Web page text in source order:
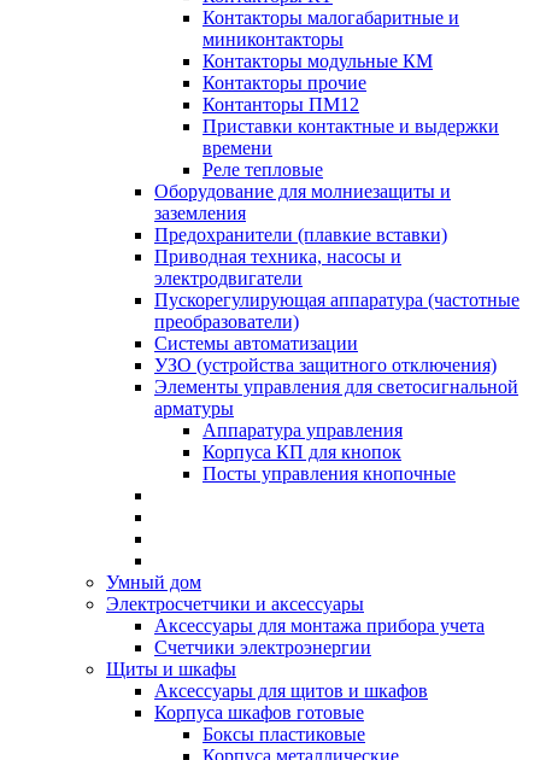
Контакторы малогабаритные и
миниконтакторы
Контакторы модульные КМ
Контакторы прочие
Контанторы ПМ12
Приставки контактные и выдержки
времени
Реле тепловые
Оборудование для молниезащиты и
заземления
Предохранители (плавкие вставки)
Приводная техника, насосы и
электродвигатели
Пускорегулирующая аппаратура (частотные
преобразователи)
Системы автоматизации
УЗО (устройства защитного отключения)
Элементы управления для светосигнальной
арматуры
Аппаратура управления
Корпуса КП для кнопок
Посты управления кнопочные
Умный дом
Электросчетчики и аксессуары
Аксессуары для монтажа прибора учета
Счетчики электроэнергии
Щиты и шкафы
Аксессуары для щитов и шкафов
Корпуса шкафов готовые
Боксы пластиковые
Корпуса металлические